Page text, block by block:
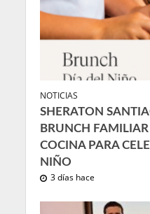
NOTICIAS
SHERATON
BRUNCH
COCINA PARA
NIÑO
3 días hace